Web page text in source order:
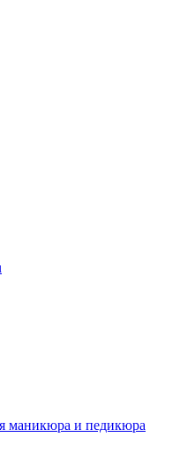
маникюра и педикюра